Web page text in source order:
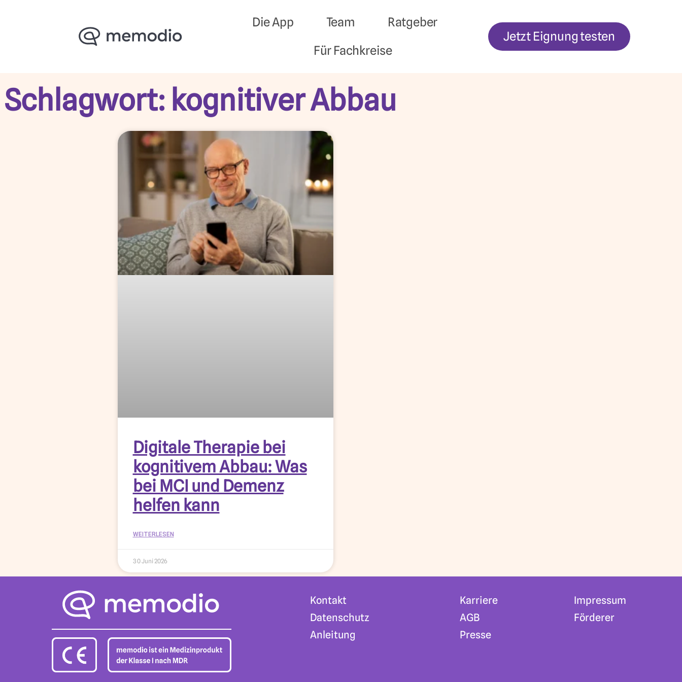
Die App Team
Ratgeber
Für Fachkreise
Jetzt Eignung testen
Schlagwort: kognitiver Abbau
Digitale Therapie bei
kognitivem Abbau: Was
bei MCI und Demenz
helfen kann
WEITERLESEN
30 Juni 2026
Kontakt
Datenschutz
Anleitung
Karriere
AGB
Presse
Impressum
Förderer